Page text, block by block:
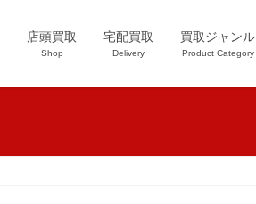
店頭買取
Shop
宅配買取
Delivery
買取ジャンル
Product Category